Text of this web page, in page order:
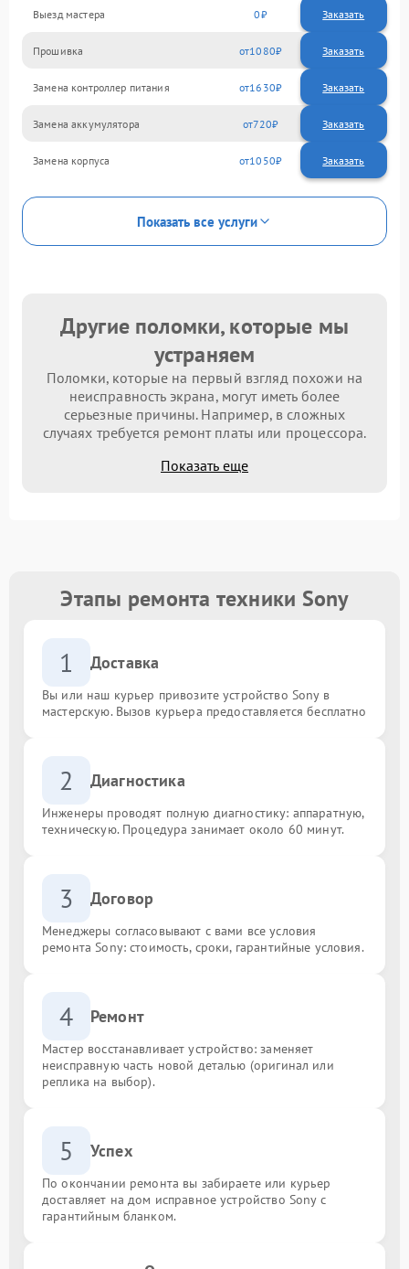
Выезд мастера 0 Заказать
Прошивка 1080
Замена контроллер питания 1630
Замена аккумулятора 720
Замена корпуса 1050
Показать все услуги
Другие поломки, которые мы
устраняем
Поломки, которые на первый взгляд похожи на
неисправность экрана, могут иметь более
серьезные причины. Например, в сложных
случаях требуется ремонт платы или процессора.
Показать еще
Этапы ремонта техники Sony
1 Доставка
Вы или наш курьер привозите устройство Sony в
мастерскую. Вызов курьера предоставляется бесплатно
2 Диагностика
Инженеры проводят полную диагностику: аппаратную,
техническую. Процедура занимает около 60 минут.
3 Договор
Менеджеры согласовывают с вами все условия
ремонта Sony: стоимость, сроки, гарантийные условия.
4 Ремонт
Мастер восстанавливает устройство: заменяет
неисправную часть новой деталью (оригинал или
реплика на выбор).
5 Успех
По окончании ремонта вы забираете или курьер
доставляет на дом исправное устройство Sony с
гарантийным бланком.